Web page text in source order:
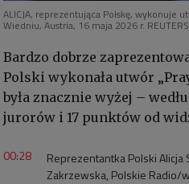
ALICJA, reprezentująca Polskę, wykonuje
Wiedniu, Austria, 16 maja 2026 r.
Bardzo dobrze
Polski wykonała utwór
była znacznie wyżej –
jurorów i 17 punktów od
00:28
Reprezentantka Polski Alicja
Zakrzewska, Polskie Radio/